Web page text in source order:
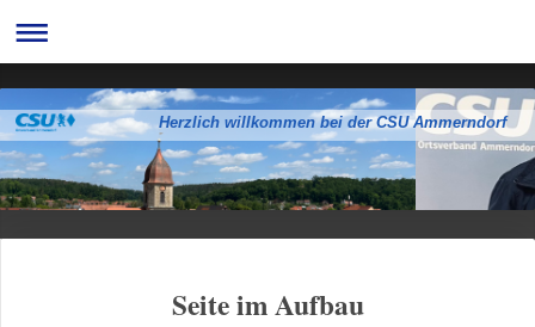
Herzlich willkommen bei der CSU Ammerndorf
Seite im Aufbau